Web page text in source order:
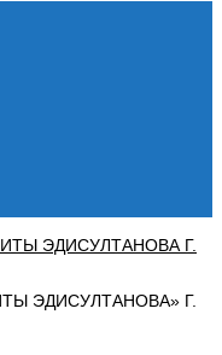
ЭДИСУЛТАНОВА» Г.